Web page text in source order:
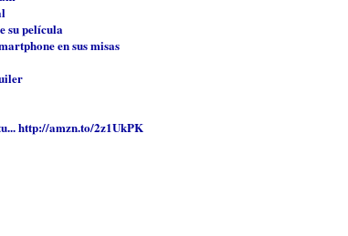
su película
en sus misas
http://amzn.to/2z1UkPK